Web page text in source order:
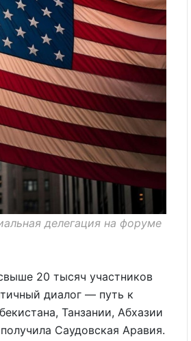
делегация на форуме
20 тысяч участников
диалог — путь к
Танзании, Абхазии
Саудовская Аравия.